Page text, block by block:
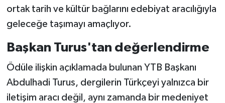
ortak tarih ve kültür bağlarını edebiyat aracılığıyla
geleceğe taşımayı amaçlıyor.
Başkan Turus'tan değerlendirme
Ödüle ilişkin açıklamada bulunan YTB Başkanı
Abdulhadi Turus, dergilerin Türkçeyi yalnızca bir
iletişim aracı değil, aynı zamanda bir medeniyet